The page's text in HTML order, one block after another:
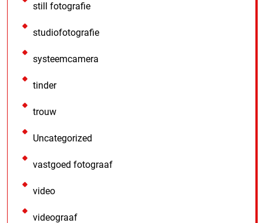
still fotografie
studiofotografie
systeemcamera
tinder
trouw
Uncategorized
vastgoed fotograaf
video
videograaf